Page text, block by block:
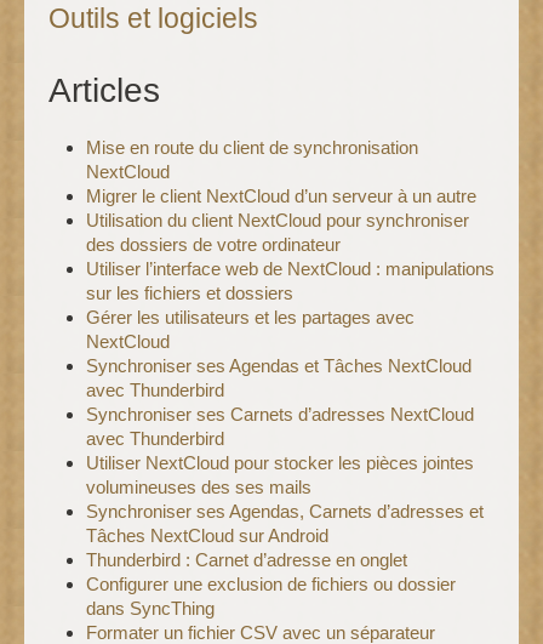
Outils et logiciels
Articles
Mise en route du client de synchronisation
NextCloud
Migrer le client NextCloud d’un serveur à un autre
Utilisation du client NextCloud pour synchroniser
des dossiers de votre ordinateur
Utiliser l’interface web de NextCloud : manipulations
sur les fichiers et dossiers
Gérer les utilisateurs et les partages avec
NextCloud
Synchroniser ses Agendas et Tâches NextCloud
avec Thunderbird
Synchroniser ses Carnets d’adresses NextCloud
avec Thunderbird
Utiliser NextCloud pour stocker les pièces jointes
volumineuses des ses mails
Synchroniser ses Agendas, Carnets d’adresses et
Tâches NextCloud sur Android
Thunderbird : Carnet d’adresse en onglet
Configurer une exclusion de fichiers ou dossier
dans SyncThing
Formater un fichier CSV avec un séparateur